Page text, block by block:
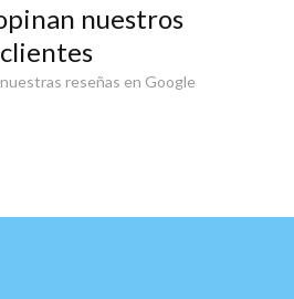
nuestros
clientes
reseñas en Google